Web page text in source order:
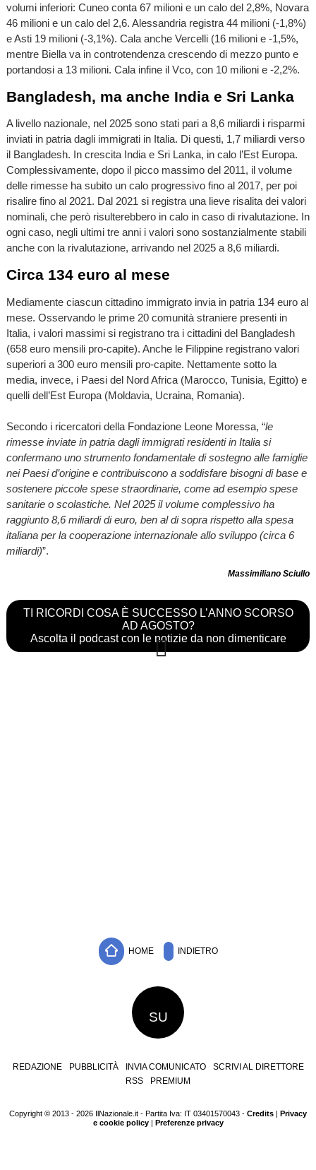
volumi inferiori: Cuneo conta 67 milioni e un calo del 2,8%, Novara
46 milioni e un calo del 2,6. Alessandria registra 44 milioni (-1,8%)
e Asti 19 milioni (-3,1%). Cala anche Vercelli (16 milioni e -1,5%,
mentre Biella va in controtendenza crescendo di mezzo punto e
portandosi a 13 milioni. Cala infine il Vco, con 10 milioni e -2,2%.
Bangladesh, ma anche India e Sri Lanka
A livello nazionale, nel 2025 sono stati pari a 8,6 miliardi i risparmi
inviati in patria dagli immigrati in Italia. Di questi, 1,7 miliardi verso
il Bangladesh. In crescita India e Sri Lanka, in calo l’Est Europa.
Complessivamente, dopo il picco massimo del 2011, il volume
delle rimesse ha subito un calo progressivo fino al 2017, per poi
risalire fino al 2021. Dal 2021 si registra una lieve risalita dei valori
nominali, che però risulterebbero in calo in caso di rivalutazione. In
ogni caso, negli ultimi tre anni i valori sono sostanzialmente stabili
anche con la rivalutazione, arrivando nel 2025 a 8,6 miliardi.
Circa 134 euro al mese
Mediamente ciascun cittadino immigrato invia in patria 134 euro al
mese. Osservando le prime 20 comunità straniere presenti in
Italia, i valori massimi si registrano tra i cittadini del Bangladesh
(658 euro mensili pro-capite). Anche le Filippine registrano valori
superiori a 300 euro mensili pro-capite. Nettamente sotto la
media, invece, i Paesi del Nord Africa (Marocco, Tunisia, Egitto) e
quelli dell’Est Europa (Moldavia, Ucraina, Romania).
Secondo i ricercatori della Fondazione Leone Moressa, “le
rimesse inviate in patria dagli immigrati residenti in Italia si
confermano uno strumento fondamentale di sostegno alle famiglie
nei Paesi d’origine e contribuiscono a soddisfare bisogni di base e
sostenere piccole spese straordinarie, come ad esempio spese
sanitarie o scolastiche. Nel 2025 il volume complessivo ha
raggiunto 8,6 miliardi di euro, ben al di sopra rispetto alla spesa
italiana per la cooperazione internazionale allo sviluppo (circa 6
miliardi)”.
Massimiliano Sciullo
TI RICORDI COSA È SUCCESSO L’ANNO SCORSO
AD AGOSTO?
Ascolta il podcast con le notizie da non dimenticare
HOME INDIETRO
SU
REDAZIONE PUBBLICITÀ INVIA COMUNICATO
SCRIVI AL DIRETTORE
RSS
PREMIUM
Copyright © 2013 - 2026 IlNazionale.it - Partita Iva: IT 03401570043 - Credits | Privacy
e cookie policy| Preferenze privacy